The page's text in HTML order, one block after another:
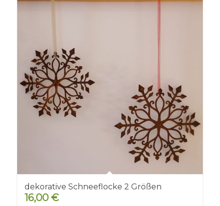
dekorative Schneeflocke 2 Größen
16,00 €